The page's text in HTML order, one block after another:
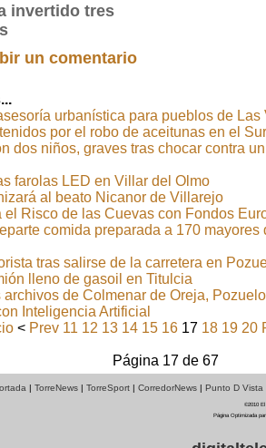
invertido tres
un comentario
urbanística para pueblos de Las
por el robo de aceitunas en el
dos niños, graves tras chocar contra
farolas LED en Villar del Olmo
al beato Nicanor de Villarejo
el Risco de las Cuevas con Fondos
comida preparada a 170
tras salirse de la carretera en
lleno de gasoil en Titulcia
de Colmenar de Oreja,
Inteligencia Artificial
< Prev 11 12 13 14 15 16 17 18 19 20
Página 17 de 67
| TorreNews| TorreSport| CorredorNews| Punto D Vista
©2010 El
Página Optimizada